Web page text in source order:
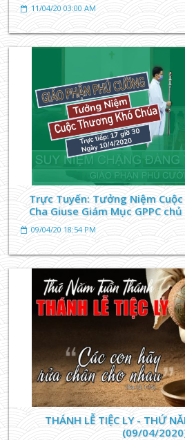
TÒNG VÀ HÔN NHÂN (LÚC 18
28/07/23 18:20 PM
TIN TỨC GIÁO XỨ
Mừng lễ Thánh Anrê, bốn
26/07/23 21:10 PM
GIÁO XỨ BÚNG CHUNG TAY
THỜ (P2)
26/07/23 11:05 AM
11/04/20 03:00 AM
Trực Tuyến: Tưởng Niệm
Cha Giuse Giám Mục GPPC
09/04/20 18:54 PM
THÁNH LỄ TIỆC LY - THỨ
(09/04/